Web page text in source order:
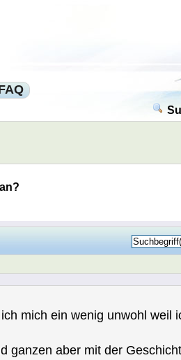
mich ein wenig unwohl weil
aber mit der